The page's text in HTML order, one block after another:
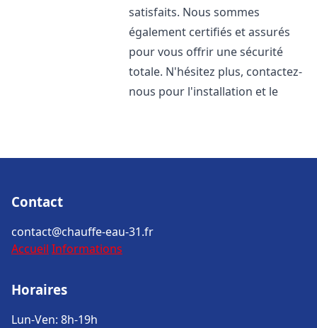
satisfaits. Nous sommes
également certifiés et assurés
pour vous offrir une sécurité
totale. N'hésitez plus, contactez-
nous pour l'installation et le
Contact
contact@chauffe-eau-31.fr
Accueil Informations
Horaires
Lun-Ven: 8h-19h